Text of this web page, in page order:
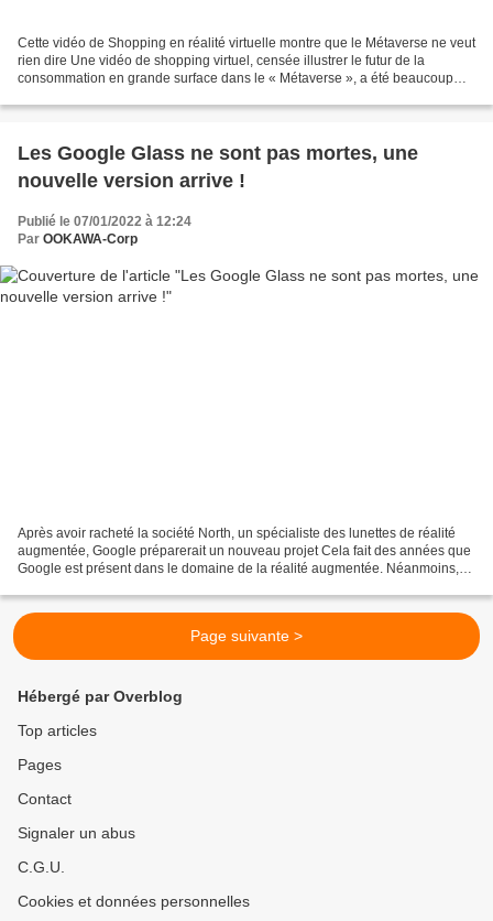
Cette vidéo de Shopping en réalité virtuelle montre que le Métaverse ne veut
rien dire Une vidéo de shopping virtuel, censée illustrer le futur de la
consommation en grande surface dans le « Métaverse », a été beaucoup
Les Google Glass ne sont pas mortes, une
nouvelle version arrive !
Publié le 07/01/2022 à 12:24
Par OOKAWA-Corp
Après avoir racheté la société North, un spécialiste des lunettes de réalité
augmentée, Google préparerait un nouveau projet Cela fait des années que
Google est présent dans le domaine de la réalité augmentée. Néanmoins,
Page suivante >
Hébergé par Overblog
Top articles
Pages
Contact
Signaler un abus
C.G.U.
Cookies et données personnelles